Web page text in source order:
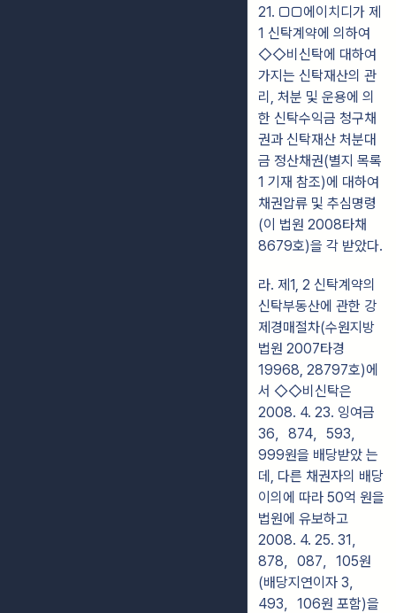
21. ▢▢에이치디가 제
1 신탁계약에 의하여
◇◇비신탁에 대하여
가지는 신탁재산의 관
리, 처분 및 운용에 의
한 신탁수익금 청구채
권과 신탁재산 처분대
금 정산채권(별지 목록
1 기재 참조)에 대하여
채권압류 및 추심명령
(이 법원 2008타채
8679호)을 각 받았다.
라. 제1, 2 신탁계약의
신탁부동산에 관한 강
제경매절차(수원지방
법원 2007타경
19968, 28797호)에
서 ◇◇비신탁은
2008. 4. 23. 잉여금
36，874，593，
999원을 배당받았 는
데, 다른 채권자의 배당
이의에 따라 50억 원을
법원에 유보하고
2008. 4. 25. 31，
878，087，105원
(배당지연이자 3，
493，106원 포함)을